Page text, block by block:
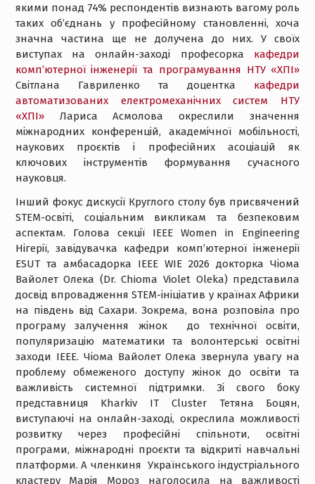
якими понад 74% респондентів визнають вагому роль
таких об’єднань у професійному становленні, хоча
значна частина ще не долучена до них. У своїх
виступах на онлайн-заході професорка кафедри
комп’ютерної інженерії та програмування НТУ «ХПІ»
Світлана Гавриленко та доцентка кафедри
автоматизованих електромеханічних систем НТУ
«ХПІ»Лариса Асмолова окреслили значення
міжнародних конференцій, академічної мобільності,
наукових проєктів і професійних асоціацій як
ключових інструментів формування сучасного
науковця.
Інший фокус дискусії Круглого столу був присвячений
STEM-освіті, соціальним викликам та безпековим
аспектам. Голова секції IEEE Women in Engineering
Нігерії, завідувачка кафедри комп’ютерної інженерії
ESUT та амбасадорка IEEE WIE 2026 докторка Чіома
Вайолет Олека (Dr. Chioma Violet Oleka) представила
досвід впровадження STEM-ініціатив у країнах Африки
на південь від Сахари. Зокрема, вона розповіла про
програму залучення жінок до технічної освіти,
популяризацію математики та волонтерські освітні
заходи IEEE. Чіома Вайолет Олека звернула увагу на
проблему обмеженого доступу жінок до освіти та
важливість системної підтримки. Зі свого боку
представниця Kharkiv IT Cluster Тетяна Боцян,
виступаючі на онлайн-заході, окреслила можливості
розвитку через професійні спільноти, освітні
програми, міжнародні проєкти та відкриті навчальні
платформи. А членкиня Українського індустріального
кластеру Марія Мороз наголосила на важливості